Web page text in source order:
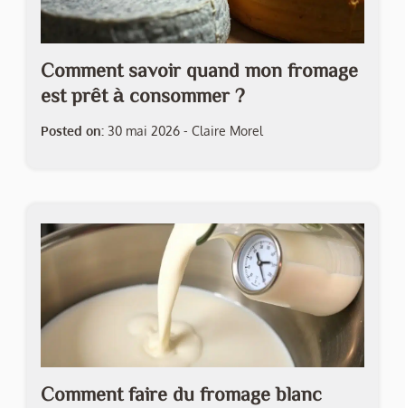
Comment savoir quand mon fromage
est prêt à consommer ?
Posted on: 30 mai 2026 - Claire Morel
Comment faire du fromage blanc